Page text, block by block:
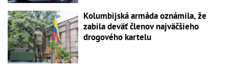
Kolumbijská armáda oznámila, že
zabila deväť členov najväčšieho
drogového kartelu